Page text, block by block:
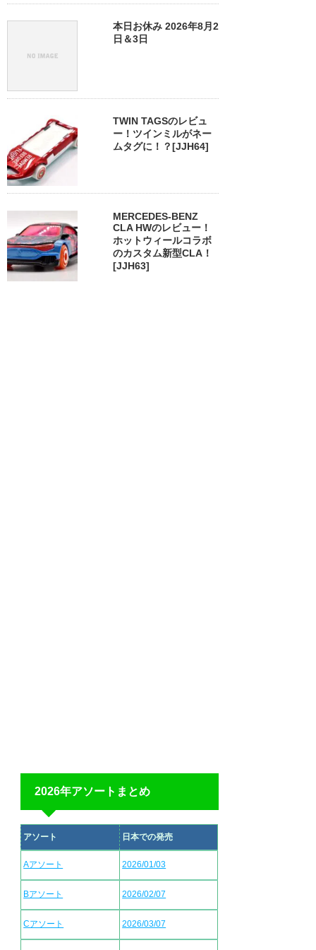
本日お休み 2026年8月2
日＆3日
TWIN TAGSのレビュ
ー！ツインミルがネー
ムタグに！？[JJH64]
MERCEDES-BENZ
CLA HWのレビュー！
ホットウィールコラボ
のカスタム新型CLA！
[JJH63]
2026年アソートまとめ
アソート 日本での発売
Aアソート 2026/01/03
Bアソート 2026/02/07
Cアソート 2026/03/07